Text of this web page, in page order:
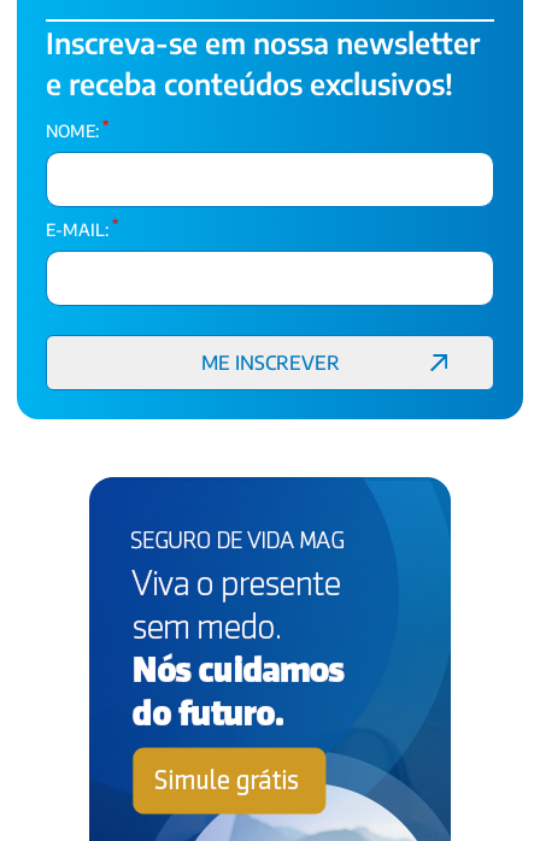
Inscreva-se em nossa newsletter
e receba conteúdos exclusivos!
NOME: *
E-MAIL: *